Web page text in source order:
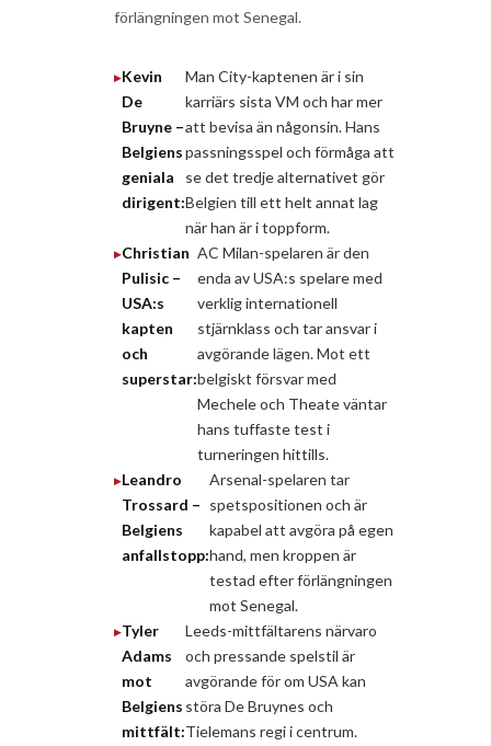
förlängningen mot Senegal.
Kevin
De
Bruyne –
Belgiens
geniala
dirigent:
Man City-kaptenen är i sin
karriärs sista VM och har mer
att bevisa än någonsin. Hans
passningsspel och förmåga att
se det tredje alternativet gör
Belgien till ett helt annat lag
när han är i toppform.
Christian
Pulisic –
USA:s
kapten
och
superstar:
AC Milan-spelaren är den
enda av USA:s spelare med
verklig internationell
stjärnklass och tar ansvar i
avgörande lägen. Mot ett
belgiskt försvar med
Mechele och Theate väntar
hans tuffaste test i
turneringen hittills.
Leandro
Trossard –
Belgiens
anfallstopp:
Arsenal-spelaren tar
spetspositionen och är
kapabel att avgöra på egen
hand, men kroppen är
testad efter förlängningen
mot Senegal.
Tyler
Adams
mot
Belgiens
mittfält:
Leeds-mittfältarens närvaro
och pressande spelstil är
avgörande för om USA kan
störa De Bruynes och
Tielemans regi i centrum.